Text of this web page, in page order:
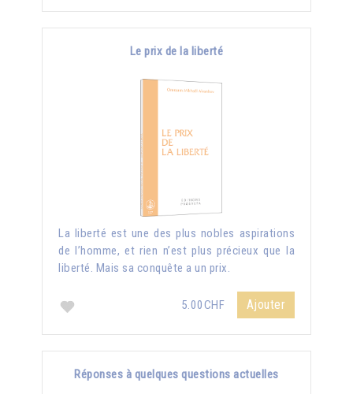
Le prix de la liberté
La liberté est une des plus nobles aspirations
de l’homme, et rien n’est plus précieux que la
liberté. Mais sa conquête a un prix.
5.00CHF Ajouter
Réponses à quelques questions actuelles